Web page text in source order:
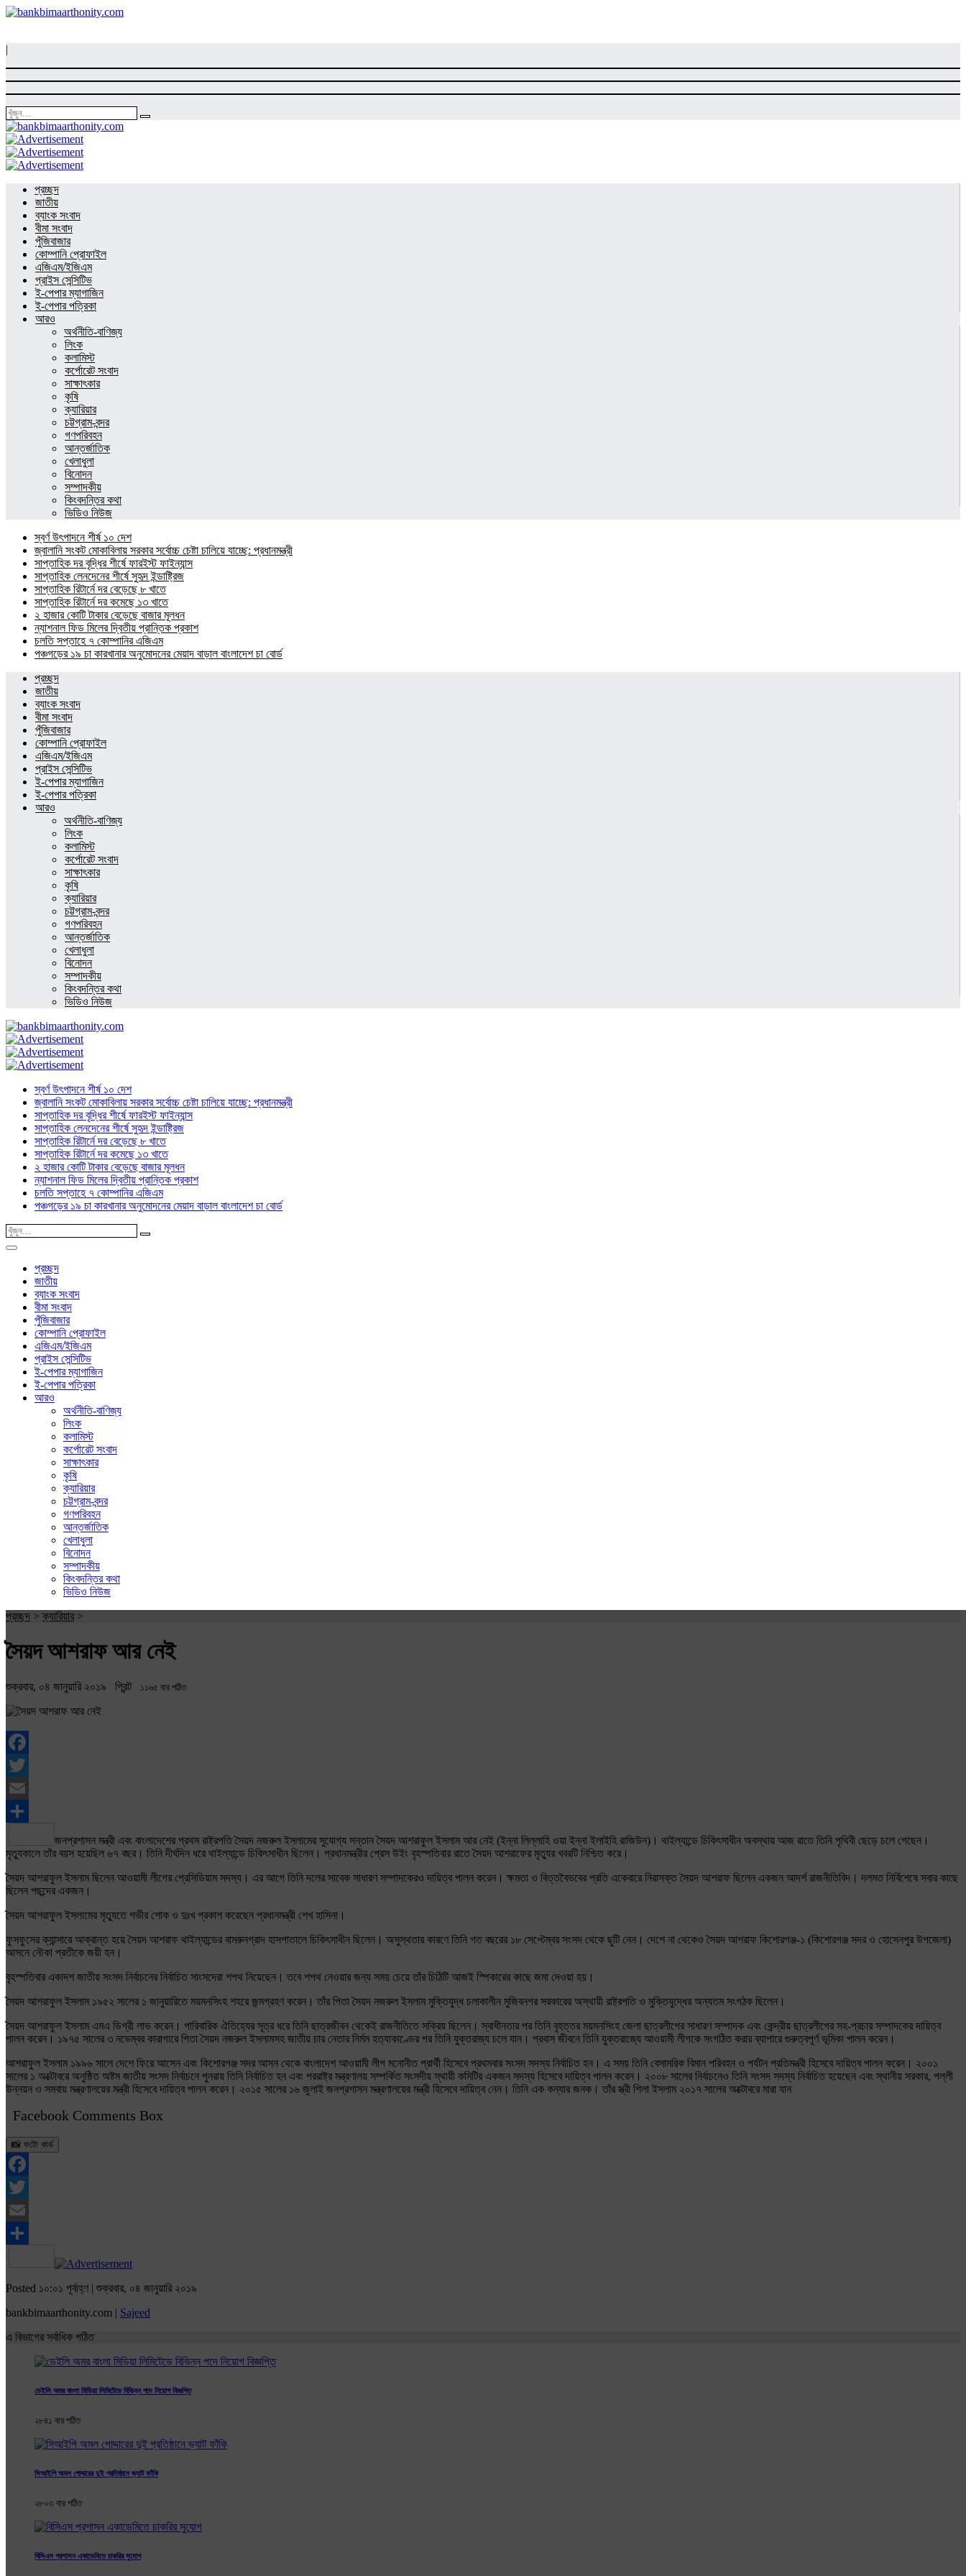
|
প্রচ্ছদ
জাতীয়
ব্যাংক সংবাদ
বীমা সংবাদ
পুঁজিবাজার
কোম্পানি প্রোফাইল
এজিএম/ইজিএম
প্রাইস সেন্সিটিভ
ই-পেপার ম্যাগাজিন
ই-পেপার পত্রিকা
আরও
অর্থনীতি-বাণিজ্য
লিংক
কলামিস্ট
কর্পোরেট সংবাদ
সাক্ষাৎকার
কৃষি
ক্যারিয়ার
চট্টগ্রাম-বন্দর
গণপরিবহন
আন্তর্জাতিক
খেলাধুলা
বিনোদন
সম্পাদকীয়
কিংবদন্তির কথা
ভিডিও নিউজ
স্বর্ণ উৎপাদনে শীর্ষ ১০ দেশ
জ্বালানি সংকট মোকাবিলায় সরকার সর্বোচ্চ চেষ্টা চালিয়ে যাচ্ছে: প্রধানমন্ত্রী
সাপ্তাহিক দর বৃদ্ধির শীর্ষে ফারইস্ট ফাইন্যান্স
সাপ্তাহিক লেনদেনের শীর্ষে সুহৃদ ইন্ডাষ্ট্রিজ
সাপ্তাহিক রিটার্নে দর বেড়েছে ৮ খাতে
সাপ্তাহিক রিটার্নে দর কমেছে ১৩ খাতে
২ হাজার কোটি টাকার বেড়েছে বাজার মূলধন
ন্যাশনাল ফিড মিলের দ্বিতীয় প্রান্তিক প্রকাশ
চলতি সপ্তাহে ৭ কোম্পানির এজিএম
পঞ্চগড়ের ১৯ চা কারখানার অনুমোদনের মেয়াদ বাড়াল বাংলাদেশ চা বোর্ড
প্রচ্ছদ
জাতীয়
ব্যাংক সংবাদ
বীমা সংবাদ
পুঁজিবাজার
কোম্পানি প্রোফাইল
এজিএম/ইজিএম
প্রাইস সেন্সিটিভ
ই-পেপার ম্যাগাজিন
ই-পেপার পত্রিকা
আরও
অর্থনীতি-বাণিজ্য
লিংক
কলামিস্ট
কর্পোরেট সংবাদ
সাক্ষাৎকার
কৃষি
ক্যারিয়ার
চট্টগ্রাম-বন্দর
গণপরিবহন
আন্তর্জাতিক
খেলাধুলা
বিনোদন
সম্পাদকীয়
কিংবদন্তির কথা
ভিডিও নিউজ
স্বর্ণ উৎপাদনে শীর্ষ ১০ দেশ
জ্বালানি সংকট মোকাবিলায় সরকার সর্বোচ্চ চেষ্টা চালিয়ে যাচ্ছে: প্রধানমন্ত্রী
সাপ্তাহিক দর বৃদ্ধির শীর্ষে ফারইস্ট ফাইন্যান্স
সাপ্তাহিক লেনদেনের শীর্ষে সুহৃদ ইন্ডাষ্ট্রিজ
সাপ্তাহিক রিটার্নে দর বেড়েছে ৮ খাতে
সাপ্তাহিক রিটার্নে দর কমেছে ১৩ খাতে
২ হাজার কোটি টাকার বেড়েছে বাজার মূলধন
ন্যাশনাল ফিড মিলের দ্বিতীয় প্রান্তিক প্রকাশ
চলতি সপ্তাহে ৭ কোম্পানির এজিএম
পঞ্চগড়ের ১৯ চা কারখানার অনুমোদনের মেয়াদ বাড়াল বাংলাদেশ চা বোর্ড
প্রচ্ছদ
জাতীয়
ব্যাংক সংবাদ
বীমা সংবাদ
পুঁজিবাজার
কোম্পানি প্রোফাইল
এজিএম/ইজিএম
প্রাইস সেন্সিটিভ
ই-পেপার ম্যাগাজিন
ই-পেপার পত্রিকা
আরও
অর্থনীতি-বাণিজ্য
লিংক
কলামিস্ট
কর্পোরেট সংবাদ
সাক্ষাৎকার
কৃষি
ক্যারিয়ার
চট্টগ্রাম-বন্দর
গণপরিবহন
আন্তর্জাতিক
খেলাধুলা
বিনোদন
সম্পাদকীয়
কিংবদন্তির কথা
ভিডিও নিউজ
প্রচ্ছদ >ক্যারিয়ার >
সৈয়দ আশরাফ আর নেই
শুক্রবার, ০৪ জানুয়ারি ২০১৯ প্রিন্ট ১১৬৫ বার পঠিত
Facebook
Twitter
Email
জনপ্রশাসন মন্ত্রী এবং বাংলাদেশের প্রথম রাষ্ট্রপতি সৈয়দ নজরুল ইসলামের সুযোগ্য সন্তান সৈয়দ আশরাফুল ইসলাম আর নেই (ইন্না লিল্লাহি ওয়া ইন্না ইলাইহি রাজিউন)। থাইল্যান্ডে চিকিৎসাধীন অবস্থায় আজ রাতে তিনি পৃথিবী ছেড়ে চলে গেছেন।
মৃত্যুকালে তাঁর বয়স হয়েছিল ৬৭ বছর। তিনি দীর্ঘদিন ধরে থাইল্যান্ডে চিকিৎসাধীন ছিলেন। প্রধানমন্ত্রীর প্রেস উইং বৃহস্পতিবার রাতে সৈয়দ আশরাফের মৃত্যুর খবরটি নিশ্চিত করে।
সৈয়দ আশরাফুল ইসলাম ছিলেন আওয়ামী লীগের প্রেসিডিয়াম সদস্য। এর আগে তিনি দলের সাবেক সাধারণ সম্পাদকেরও দায়িত্ব পালন করেন। ক্ষমতা ও বিত্তবৈভবের প্রতি একেবারে নিরাসক্ত সৈয়দ আশরাফ ছিলেন একজন আদর্শ রাজনীতিবিদ। দলমত নির্বিশেষে সবার কাছে
ছিলেন পছন্দের একজন।
সৈয়দ আশরাফুল ইসলামের মৃত্যুতে গভীর শোক ও দুঃখ প্রকাশ করেছেন প্রধানমন্ত্রী শেখ হাসিনা।
ফুসফুসের ক্যান্সারে আক্রান্ত হয়ে সৈয়দ আশরাফ থাইল্যান্ডের বামরুনগ্রাদ হাসপাতালে চিকিৎসাধীন ছিলেন। অসুস্থতার কারণে তিনি গত বছরের ১৮ সেপ্টেম্বর সংসদ থেকে ছুটি নেন। দেশে না থেকেও সৈয়দ আশরাফ কিশোরগঞ্জ-১ (কিশোরগঞ্জ সদর ও হোসেনপুর উপজেলা)
আসনে নৌকা প্রতীকে জয়ী হন।
বৃহস্পতিবার একাদশ জাতীয় সংসদ নির্বাচনের নির্বাচিত সাংসদেরা শপথ নিয়েছেন। তবে শপথ নেওয়ার জন্য সময় চেয়ে তাঁর চিঠিটি আজই স্পিকারের কাছে জমা দেওয়া হয়।
সৈয়দ আশরাফুল ইসলাম ১৯৫২ সালের ১ জানুয়ারিতে ময়মনসিংহ শহরে জন্মগ্রহণ করেন। তাঁর পিতা সৈয়দ নজরুল ইসলাম মুক্তিযুদ্ধ চলাকালীন মুজিবনগর সরকারের অস্থায়ী রাষ্ট্রপতি ও মুক্তিযুদ্ধের অন্যতম সংগঠক ছিলেন।
সৈয়দ আশরাফুল ইসলাম এমএ ডিগ্রী লাভ করেন। পারিবারিক ঐতিহ্যের সূত্র ধরে তিনি ছাত্রজীবন থেকেই রাজনীতিতে সক্রিয় ছিলেন। স্বাধীনতার পর তিনি বৃহত্তর ময়মনসিংহ জেলা ছাত্রলীগের সাধারণ সম্পাদক এবং কেন্দ্রীয় ছাত্রলীগের সহ-প্রচার সম্পাদকের দায়িত্ব
পালন করেন। ১৯৭৫ সালের ৩ নভেম্বর কারাগারে পিতা সৈয়দ নজরুল ইসলামসহ জাতীয় চার নেতার নির্মম হত্যাকাণ্ডের পর তিনি যুক্তরাজ্য চলে যান। প্রবাস জীবনে তিনি যুক্তরাজ্যে আওয়ামী লীগকে সংগঠিত করার ব্যাপারে গুরুত্বপূর্ণ ভূমিকা পালন করেন।
আশরাফুল ইসলাম ১৯৯৬ সালে দেশে ফিরে আসেন এবং কিশোরগঞ্জ সদর আসন থেকে বাংলাদেশ আওয়ামী লীগ মনোনীত প্রার্থী হিসেবে প্রথমবার সংসদ সদস্য নির্বাচিত হন। এ সময় তিনি বেসামরিক বিমান পরিবহন ও পর্যটন প্রতিমন্ত্রী হিসেবে দায়িত্ব পালন করেন। ২০০১
সালের ১ অক্টোবরে অনুষ্ঠিত অষ্টম জাতীয় সংসদ নির্বাচনে পুনরায় তিনি নির্বাচিত হন এবং পররাষ্ট্র মন্ত্রণালয় সম্পর্কিত সংসদীয় স্থায়ী কমিটির একজন সদস্য হিসেবে দায়িত্ব পালন করেন। ২০০৮ সালের নির্বাচনেও তিনি সংসদ সদস্য নির্বাচিত হয়েছেন এবং স্থানীয় সরকার, পল্লী
উন্নয়ন ও সমবায় মন্ত্রণালয়ের মন্ত্রী হিসেবে দায়িত্ব পালন করেন। ২০১৫ সালের ১৬ জুলাই জনপ্রশাসন মন্ত্রণালয়ের মন্ত্রী হিসেবে দায়িত্ব নেন। তিনি এক কন্যার জনক। তাঁর স্ত্রী শিলা ইসলাম ২০১৭ সালের অক্টোবরে মারা যান
Facebook Comments Box
📸 ফটো কার্ড
Facebook
Twitter
Email
Share
Posted ১০:০১ পূর্বাহ্ণ | শুক্রবার, ০৪ জানুয়ারি ২০১৯
bankbimaarthonity.com | Sajeed
এ বিভাগের সর্বাধিক পঠিত
ডেইলি অমর বাংলা মিডিয়া লিমিটেডে বিভিন্ন পদে নিয়োগ বিজ্ঞপ্তি
২৮৪১ বার পঠিত
সিআইপি অমল পোদ্দারের দুই প্রতিষ্ঠানে ভ্যাট ফাঁকি
২৮০৩ বার পঠিত
বিসিএস প্রশাসন একাডেমিতে চাকরির সুযোগ